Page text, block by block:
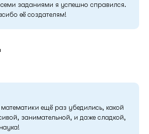
заданиями я успешно справился.
её создателям!
ещё раз убедились, какой
занимательной, и даже сладкой,